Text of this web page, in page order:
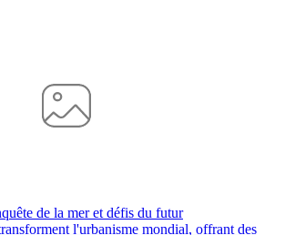
de la mer et défis du futur
l'urbanisme mondial, offrant des